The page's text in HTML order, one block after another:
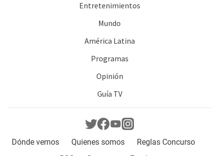
Entretenimientos
Mundo
América Latina
Programas
Opinión
Guía TV
Dónde vernos Quienes somos
Reglas Concurso